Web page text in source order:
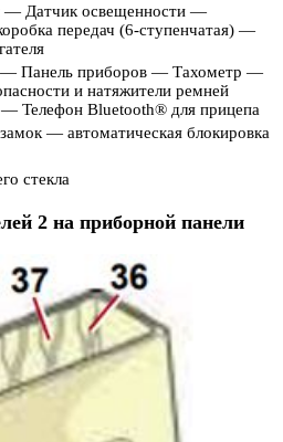
— Датчик освещенности —
передач (6-ступенчатая) —
— Панель приборов — Тахометр —
и натяжители ремней
— Телефон Bluetooth® для прицепа
— автоматическая блокировка
стекла
2 на приборной панели